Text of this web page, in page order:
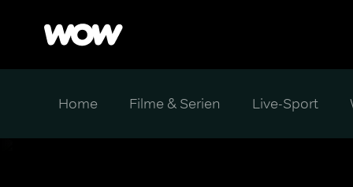
Home Filme & Serien Live-Sport